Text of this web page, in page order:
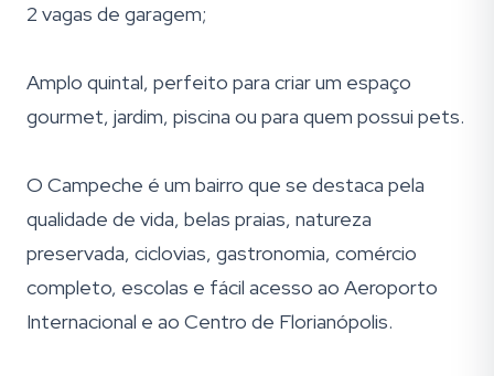
2 vagas de garagem;
Amplo quintal, perfeito para criar um espaço
gourmet, jardim, piscina ou para quem possui pets.
O Campeche é um bairro que se destaca pela
qualidade de vida, belas praias, natureza
preservada, ciclovias, gastronomia, comércio
completo, escolas e fácil acesso ao Aeroporto
Internacional e ao Centro de Florianópolis.